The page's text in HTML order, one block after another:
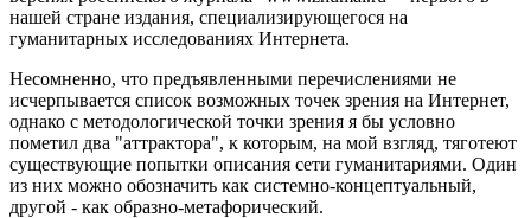
нашей стране издания, специализирующегося на
гуманитарных исследованиях Интернета.
Несомненно, что предъявленными перечислениями не
исчерпывается список возможных точек зрения на Интернет,
однако с методологической точки зрения я бы условно
пометил два "аттрактора", к которым, на мой взгляд, тяготеют
существующие попытки описания сети гуманитариями. Один
из них можно обозначить как системно-концептуальный,
другой - как образно-метафорический.